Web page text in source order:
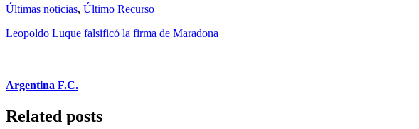
Últimas noticias, Último Recurso
Leopoldo Luque falsificó la firma de Maradona
Argentina F.C.
Related posts